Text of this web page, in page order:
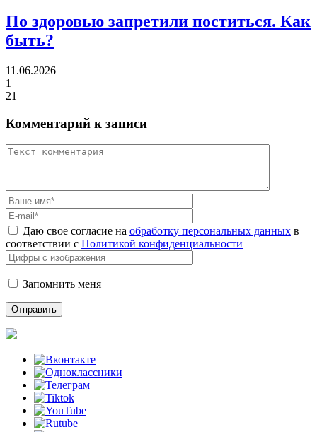
По здоровью запретили поститься. Как
быть?
11.06.2026
1
21
Комментарий к записи
Даю свое согласие на обработку персональных данных в
соответствии с Политикой конфиденциальности
Запомнить меня